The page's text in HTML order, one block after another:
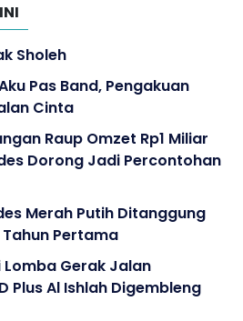
Sholeh
Pas Band, Pengakuan
Cinta
Raup Omzet Rp1 Miliar
Dorong Jadi Percontohan
Merah Putih Ditanggung
Tahun Pertama
Gerak Jalan
Plus Al Ishlah Digembleng